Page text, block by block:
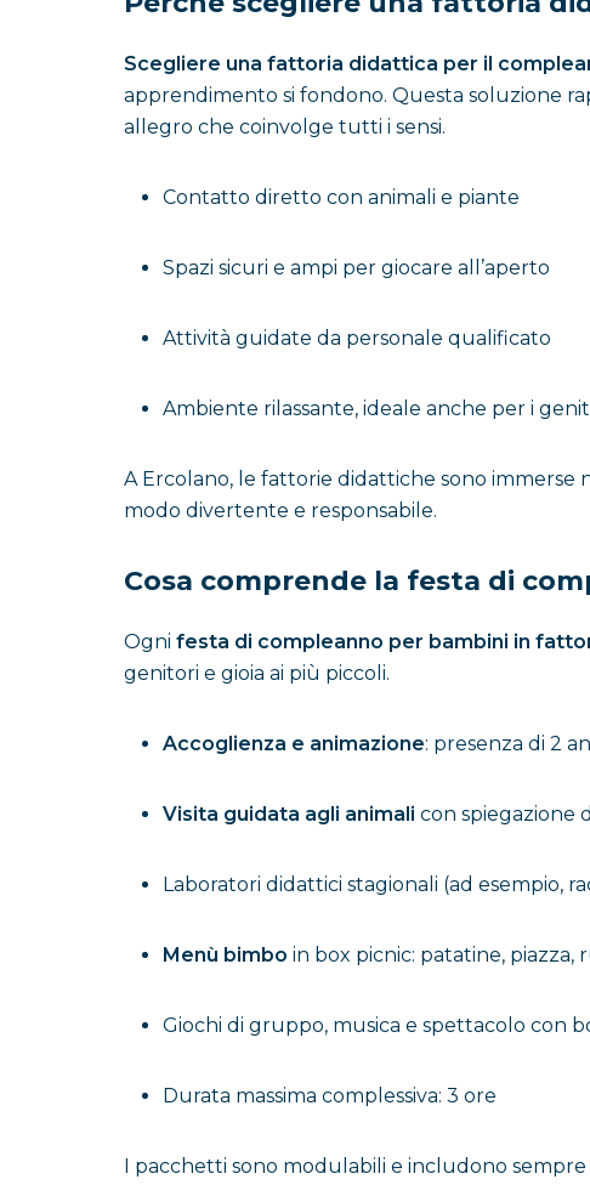
Scegliere una fattoria didattica per il
apprendimento si fondono. Questa soluzione
allegro che coinvolge tutti i sensi.
Contatto diretto con animali e piante
Spazi sicuri e ampi per giocare all’aperto
Attività guidate da personale qualificato
Ambiente rilassante, ideale anche per i
A Ercolano, le fattorie didattiche sono
modo divertente e responsabile.
Cosa comprende la festa di
Ogni festa di compleanno per bambini in
genitori e gioia ai più piccoli.
Accoglienza e animazione: presenza di 2
Visita guidata agli animali con spiegazione
Laboratori didattici stagionali (ad esempio,
Menù bimbo in box picnic: patatine, piazza,
Giochi di gruppo, musica e spettacolo con
Durata massima complessiva: 3 ore
I pacchetti sono modulabili e includono